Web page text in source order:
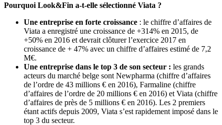
Pourquoi Look&Fin a-t-elle sélectionné Viata ?
Une entreprise en forte croissance : le chiffre d’affaires de
Viata a enregistré une croissance de +314% en 2015, de
+50% en 2016 et devrait clôturer l’exercice 2017 en
croissance de + 47% avec un chiffre d’affaires estimé de 7,2
M€.
Une entreprise dans le top 3 de son secteur : les grands
acteurs du marché belge sont Newpharma (chiffre d’affaires
de l’ordre de 43 millions € en 2016), Farmaline (chiffre
d’affaires de l’ordre de 20 millions € en 2016) et Viata (chiffre
d’affaires de près de 5 millions € en 2016). Les 2 premiers
étant actifs depuis 2009, Viata s’est rapidement imposé dans le
top 3 du secteur.